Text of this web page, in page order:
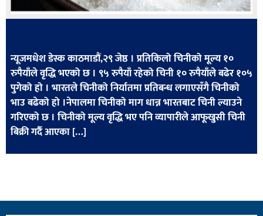
अर्थ
मनोरञ्जन
फोटो
/
भिडियो
अन्य
समाज
न्यूजमधेश डेस्क काठमाडौं,२९ जेष्ठ । प्रतिकिलो चिनीको मूल्य १०
रुपैयाँले वृद्धि भएको छ । ९५ रुपैयाँ रहेको चिनी १० रुपैयाँले बढेर १०५
पुगेको हो । भारतले चिनीको निर्यातमा प्रतिबन्ध लगाएसँगै चिनीको
भाउ बढेको हो ।नेपालमा चिनीको माग धान्न भारतबाट चिनी ल्याउने
गरिएको छ । चिनीको मूल्य वृद्धि भए पनि व्यापारीले आफूखुसी चिनी
बिक्री गर्दै आएका […]